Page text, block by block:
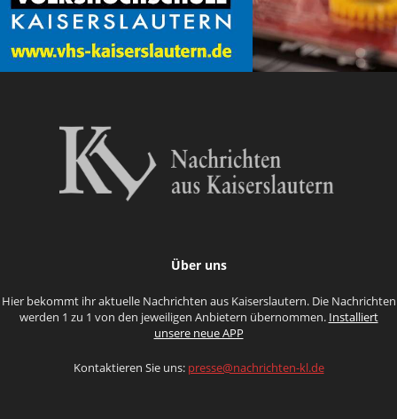
Über uns
Hier bekommt ihr aktuelle Nachrichten aus Kaiserslautern. Die Nachrichten
werden 1 zu 1 von den jeweiligen Anbietern übernommen. Installiert
unsere neue APP
Kontaktieren Sie uns: presse@nachrichten-kl.de